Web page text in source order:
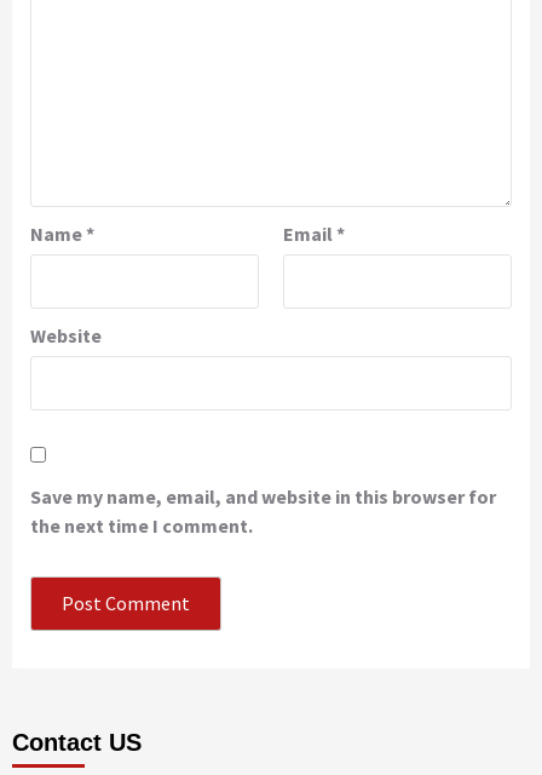
Name* Email *
Website
Save my name, email, and website in this browser for
the next time I comment.
Contact US